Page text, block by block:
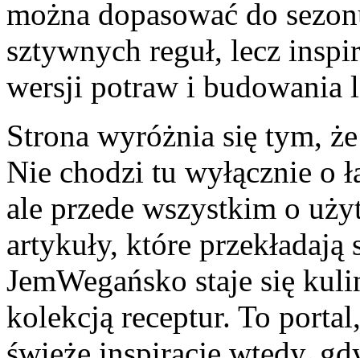
można dopasować do
sztywnych reguł, lecz
wersji potraw i budowania
Strona wyróżnia się tym,
Nie chodzi tu wyłącznie o
ale przede wszystkim o
artykuły, które
JemWegańsko staje się
kolekcją receptur. To